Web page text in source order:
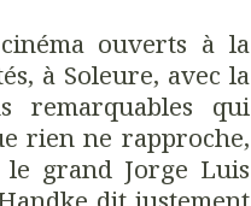
ouverts à la
à Soleure, avec la
remarquables qui
rien ne rapproche,
grand Jorge Luis